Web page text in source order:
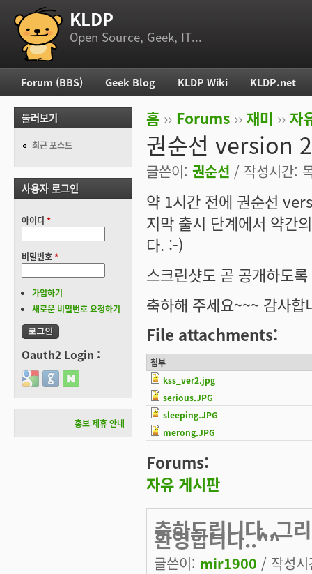
부 메뉴 KLDP
Open Source, Geek, IT...
현재 위치
홈 ›› Forums ›› 재미 ›› 자
권순선 version
글쓴이: 권순선 / 작성시간:
약 1시간 전에 권순선
지막 출시 단계에서 약간
다. :-)
스크린샷도 곧 공개하도
축하해 주세요~~~ 감사합
File attachments:
첨부
kss_ver2.jpg
serious.JPG
sleeping.JPG
merong.JPG
Forums:
자유 게시판
축하드립니다..그
환영합니다..^^
글쓴이: mir1900 / 작성
주 메뉴
Forum (BBS) Geek Blog KLDP Wiki KLDP.net
둘러보기
최근 포스트
사용자 로그인
아이디 *
비밀번호*
가입하기
새로운 비밀번호 요청하기
Oauth2 Login :
Login with Google
Login with GitHub
Login with Naver
홍보 제휴 안내